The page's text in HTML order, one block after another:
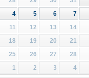
4
5 6 7
11
12 13 14
18
19 20 21
25
26 27 28
1
2 3 4